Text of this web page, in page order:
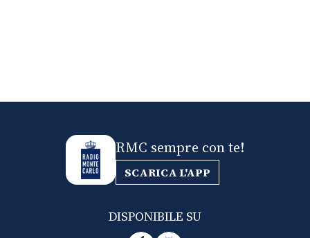
RMC sempre con te!
SCARICA L'APP
DISPONIBILE SU